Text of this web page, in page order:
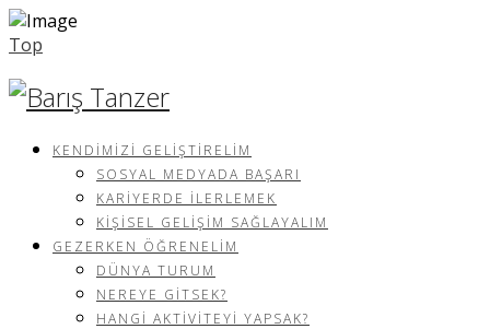
Top
KENDIMIZI GELIŞTIRELIM
SOSYAL MEDYADA BAŞARI
KARIYERDE İLERLEMEK
KIŞISEL GELIŞIM SAĞLAYALIM
GEZERKEN ÖĞRENELIM
DÜNYA TURUM
NEREYE GITSEK?
HANGI AKTIVITEYI YAPSAK?